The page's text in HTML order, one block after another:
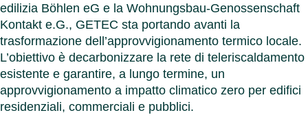
edilizia Böhlen eG e la Wohnungsbau-Genossenschaft
Kontakt e.G., GETEC sta portando avanti la
trasformazione dell’approvvigionamento termico locale.
L’obiettivo è decarbonizzare la rete di teleriscaldamento
esistente e garantire, a lungo termine, un
approvvigionamento a impatto climatico zero per edifici
residenziali, commerciali e pubblici.